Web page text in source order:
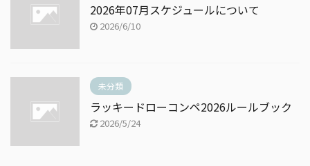
2026年07月スケジュールについて
2026/6/10
未分類
ラッキードローコンペ2026ルールブック
2026/5/24